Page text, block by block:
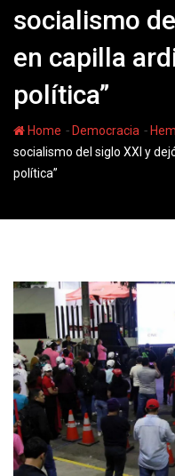
socialismo
en capilla
política”
Home - Democracia -
socialismo del siglo XXI y
política”